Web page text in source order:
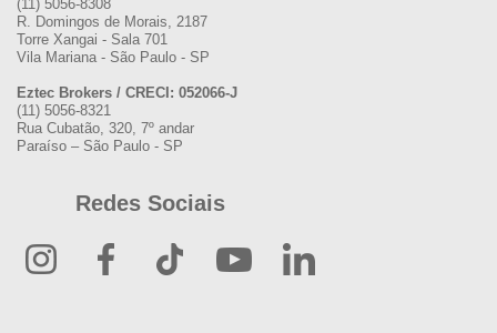
(11) 5056-8308
R. Domingos de Morais, 2187
Torre Xangai - Sala 701
Vila Mariana - São Paulo - SP
Eztec Brokers / CRECI: 052066-J
(11) 5056-8321
Rua Cubatão, 320, 7º andar
Paraíso – São Paulo - SP
Redes Sociais